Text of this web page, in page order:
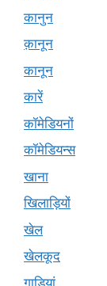
कानुन
क़ानून
कानून
कारें
कॉमेडियनों
कॉमेडियन्स
खाना
खिलाड़ियों
खेल
खेलकूद
गाड़ियां